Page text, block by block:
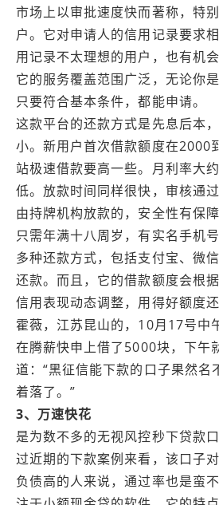
市场上以审批速度快而著称，特
户。它对申请人的信用记录要求
用记录不太理想的用户，也有机
它的服务覆盖范围广泛，无论你
只要符合基本条件，都能申请。
这款平台的还款方式是先息后本
小。新用户首次借款额度在2000
站极速借款要高一些。月利率大
低。放款时间同样很快，审核通
由持牌机构放款的，安全性有保
只需年满十八周岁，有实名手机
多种还款方式，包括支付宝、微
还款。而且，它的借款额度会根
信用表现动态调整，用得好额度还
霍薇，江苏昆山的，10月17号中
在腾薪快申上借了5000块，下午
道：“黑征信能下款的口子果然名
着落了。”
3、万速快花
是为数不多的无视风控秒下贷款
过近期的下款案例来看，该口子
负债高的人来说，通过率也是蛮